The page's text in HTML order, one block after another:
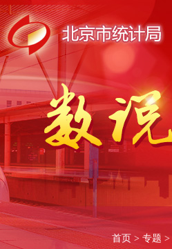
首页 > 专题 >